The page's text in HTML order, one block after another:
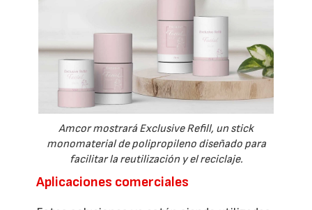
Amcor mostrará Exclusive Refill, un stick
monomaterial de polipropileno diseñado para
facilitar la reutilización y el reciclaje.
Aplicaciones comerciales